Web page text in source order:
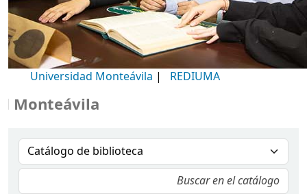
Universidad Monteávila | REDIUMA